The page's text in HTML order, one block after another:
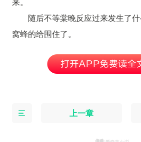
随后不等棠晚反应过来发生了
窝蜂的给围住了。
上一章